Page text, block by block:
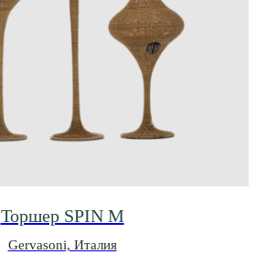
Торшер SPIN M
Gervasoni, Италия